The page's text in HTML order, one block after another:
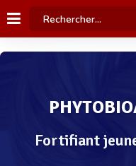
Fortifiant